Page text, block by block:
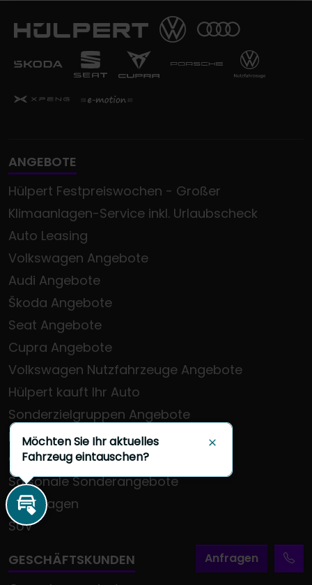
Anfragen
ANGEBOTE
Hülpert Festpreiswochen - Großer
Klimaanlagen-Service inkl. Urlaubscheck
Auto Leasing
Volkswagen Angebote
Audi Angebote
Škoda Angebote
Seat Angebote
Cupra Angebote
Volkswagen Nutzfahrzeuge Angebote
Hülpert kauft Ihr Auto
Sonderzielgruppen Angebote
E-Mobilität
Gebrauchtwagen
Saisonale Sonderangebote
Kleinwagen
SUV
GESCHÄFTSKUNDEN
Inzahlungnahme
Möchten Sie Ihr aktuelles
Fahrzeug eintauschen?
Schließen